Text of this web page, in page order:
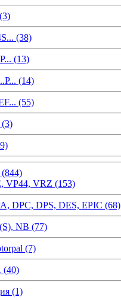
(38)
(13)
(14)
(55)
VRZ (153)
DPC, DPS, DES, EPIC (68)
NB (77)
(7)
(1)